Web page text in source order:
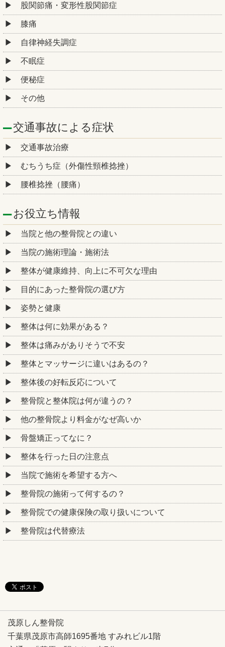
股関節痛・変形性股関節症
膝痛
自律神経失調症
不眠症
便秘症
その他
交通事故による症状
交通事故治療
むちうち症（外傷性頸椎捻挫）
腰椎捻挫（腰痛）
お役立ち情報
当院と他の整骨院との違い
当院の施術理論・施術法
整体が健康維持、向上に不可欠な理由
目的にあった整骨院の選び方
姿勢と健康
整体は何に効果がある？
整体は痛みがありそうで不安
整体とマッサージに違いはあるの？
整体後の好転反応について
整骨院と整体院は何が違うの？
他の整骨院より料金がなぜ高いか
骨盤矯正ってなに？
整体を行った日の注意点
当院で施術を希望する方へ
整骨院の施術って何するの？
整骨院での健康保険の取り扱いについて
整骨院は代替療法
茂原しん整骨院
千葉県茂原市高師1695番地 すみれビル1階